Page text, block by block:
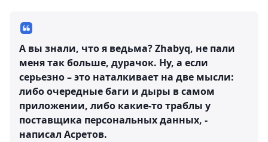
А вы знали, что я ведьма? Zhabyq, не пали
меня так больше, дурачок. Ну, а если
серьезно – это наталкивает на две мысли:
либо очередные баги и дыры в самом
приложении, либо какие-то траблы у
поставщика персональных данных, -
написал Асретов.